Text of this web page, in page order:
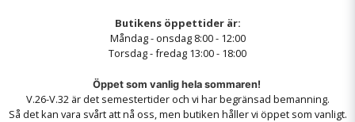
Butikens öppettider är:
Måndag - onsdag 8:00 - 12:00
Torsdag - fredag 13:00 - 18:00
Öppet som vanlig hela sommaren!
V.26-V.32 är det semestertider och vi har begränsad bemanning.
Så det kan vara svårt att nå oss, men butiken håller vi öppet som vanligt.